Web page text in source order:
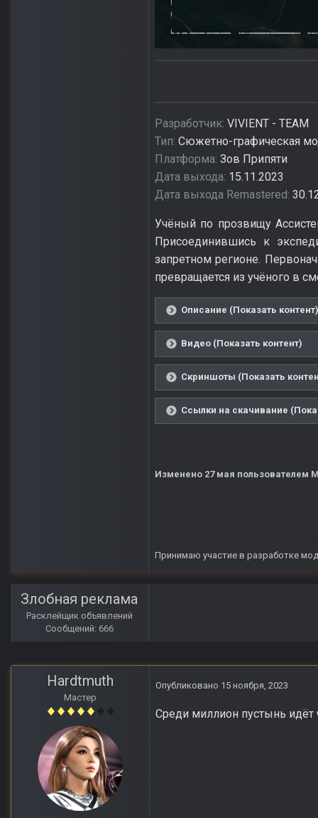
Разработчик: VIVIENT - TEAM
Тип: Сюжетно-графическая
Платформа: Зов Припяти
Дата выхода: 15.11.2023
Дата выхода Remastered:
Учёный по прозвищу
Присоединившись к
запретном регионе.
превращается из учёного в
Описание (Показать контент)
Видео (Показать контент)
Скриншоты (Показать
Ссылки на скачивание
Изменено 27 мая пользователем
Принимаю участие в разработке
Злобная реклама
Расклейщик объявлений
Сообщений: 666
Hardtmuth
Мастер
Опубликовано 15 ноября, 2023
Среди миллион пустынь идёт